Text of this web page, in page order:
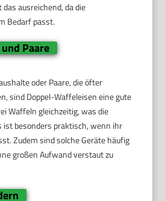
ausreichend, da die
Bedarf passt.
Paare
oder Paare, die öfter
sind Doppel-Waffeleisen eine gute
Waffeln gleichzeitig, was die
ist besonders praktisch, wenn ihr
Zudem sind solche Geräte häufig
großen Aufwand verstaut zu